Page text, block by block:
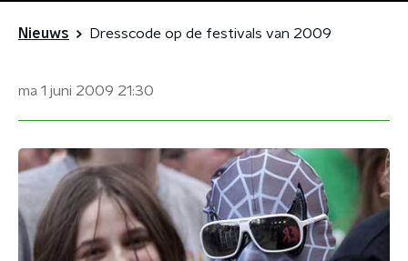
Nieuws Dresscode op de festivals van 2009
ma 1 juni 2009 21:30